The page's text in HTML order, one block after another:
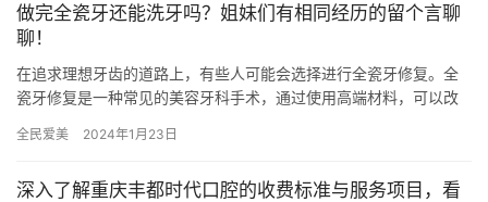
做完全瓷牙还能洗牙吗？姐妹们有相同经历的留个言聊
聊！
在追求理想牙齿的道路上，有些人可能会选择进行全瓷牙修复。全
瓷牙修复是一种常见的美容牙科手术，通过使用高端材料，可以改
共同的…
全民爱美 2024年1月23日
深入了解重庆丰都时代口腔的收费标准与服务项目，看